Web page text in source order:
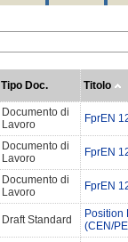
Tipo Doc. Titolo
Documento di
Lavoro
FprEN
Documento di
Lavoro
FprEN
Documento di
Lavoro
FprEN
Draft Standard
Position
(CEN/